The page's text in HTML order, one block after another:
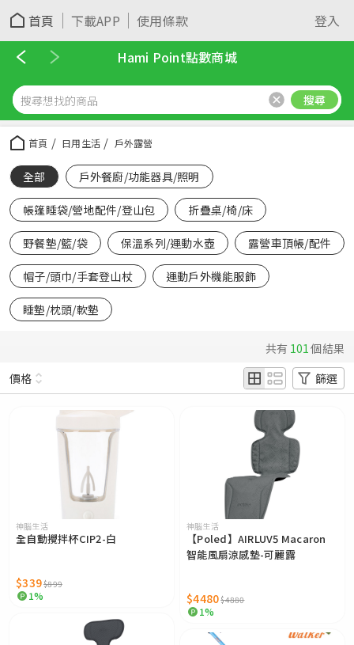
首頁 下載APP 使用條款
登入
Hami Point點數商城
搜尋
首頁 日用生活 戶外露營
全部 戶外餐廚/功能器具/照明
帳篷睡袋/營地配件/登山包 折疊桌/椅/床
野餐墊/籃/袋 保溫系列/運動水壺 露營車頂帳/配件
帽子/頭巾/手套登山杖 運動戶外機能服飾
睡墊/枕頭/軟墊
共有 101個結果
價格
篩選
神腦生活
全自動攪拌杯CIP2-白
$339$899
1%
神腦生活
【Poled】AIRLUV5 Macaron
智能風扇涼感墊-可麗露
$4480$4880
1%